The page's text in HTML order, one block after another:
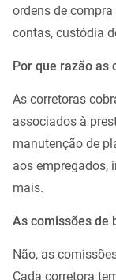
ordens de
contas, custódia
Por que razão
As corretoras
associados à
manutenção de
aos empregados,
mais.
As comissões de
Não, as
Cada corretora